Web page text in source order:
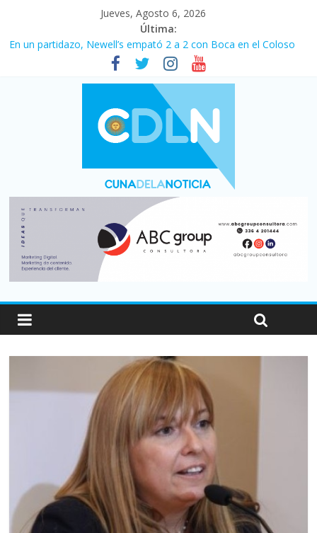
Jueves, Agosto 6, 2026
Última:
En un partidazo, Newell’s empató 2 a 2 con Boca en el Coloso
Vacaciones de invierno con más movimiento y consumo
turístico: 4,6 millones de personas viajaron por el país, un 5,9%
Fuerte caída de la venta de autos usados en julio: bajó un 12,6%
Central venció 1 a 0 al River de Coudet en el Monumental
Pullaro mejora sus relaciones con el Gobierno nacional